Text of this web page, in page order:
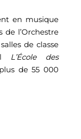
en musique
de l’Orchestre
de classe
L’École des
de55 000